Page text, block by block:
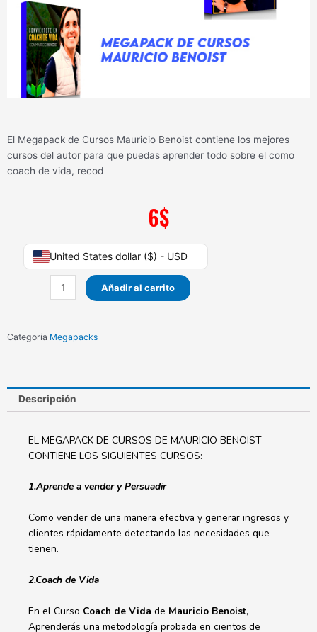
El Megapack de Cursos Mauricio Benoist contiene los mejores
cursos del autor para que puedas aprender todo sobre el como
coach de vida, recod
6$
United States dollar ($) - USD
Megapack
de
Mauricio
cantidad
Añadir al carrito
Categoria Megapacks
Descripción
EL MEGAPACK DE CURSOS DE MAURICIO BENOIST
CONTIENE LOS SIGUIENTES CURSOS:
1.Aprende a vender y Persuadir
Como vender de una manera efectiva y generar ingresos y
clientes rápidamente detectando las necesidades que
tienen.
2.Coach de Vida
En el Curso Coach de Vida de Mauricio Benoist,
Aprenderás una metodología probada en cientos de